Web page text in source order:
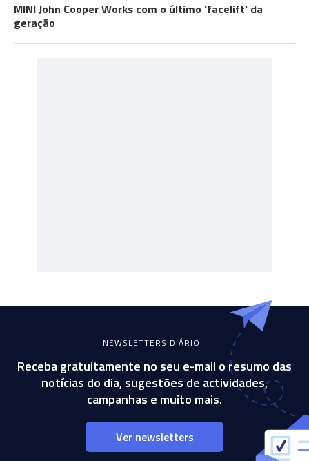
MINI John Cooper Works com o último 'facelift' da
geração
NEWSLETTERS DIÁRIO
Receba gratuitamente no seu e-mail o resumo das
notícias do dia, sugestões de actividades,
campanhas e muito mais.
Ver newsletters